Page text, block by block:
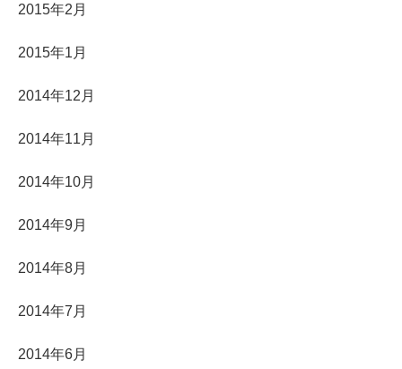
2015年2月
2015年1月
2014年12月
2014年11月
2014年10月
2014年9月
2014年8月
2014年7月
2014年6月